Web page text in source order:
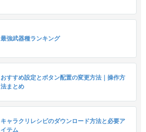
最強武器種ランキング
おすすめ設定とボタン配置の変更方法｜操作方
法まとめ
キャラクリレシピのダウンロード方法と必要ア
イテム